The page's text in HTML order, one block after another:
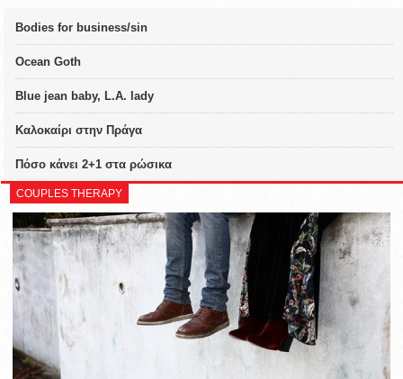
Bodies for business/sin
Ocean Goth
Blue jean baby, L.A. lady
Καλοκαίρι στην Πράγα
Πόσο κάνει 2+1 στα ρώσικα
COUPLES THERAPY